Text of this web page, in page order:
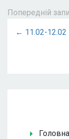
Попередній
← 11.02-12.02
Головна